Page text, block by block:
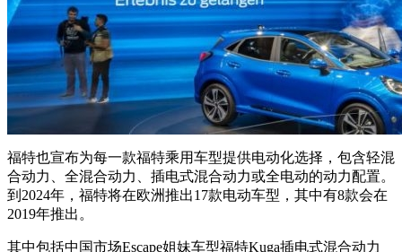
福特也宣布为每一款福特乘用车型提供电动化选择，包含轻混
合动力、全混合动力、插电式混合动力或全电动的动力配置。
到2024年，福特将在欧洲推出17款电动车型，其中有8款会在
2019年推出。
其中包括中国市场Escape姐妹车型福特Kuga插电式混合动力